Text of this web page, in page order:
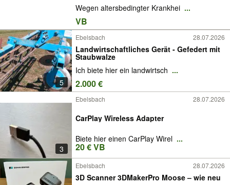
Wegen altersbedingter Krankhei ...
VB
5
Ebelsbach 28.07.2026
Landwirtschaftliches Gerät - Gefedert mit
Staubwalze
Ich biete hier ein landwirtsch ...
2.000 €
3
Ebelsbach 28.07.2026
CarPlay Wireless Adapter
Biete hier einen CarPlay Wirel ...
20 € VB
Ebelsbach 28.07.2026
3D Scanner 3DMakerPro Moose – wie neu